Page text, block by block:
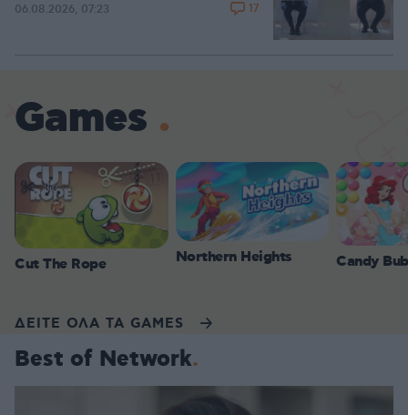
06.08.2026, 07:23 17
Games
Cut The Rope Northern Heights Candy
ΔΕΙΤΕ ΟΛΑ ΤΑ GAMES
Best of Network